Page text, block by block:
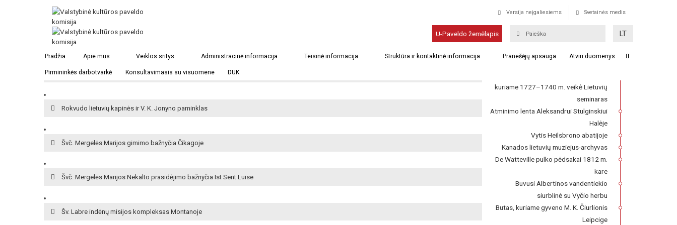
Versija neįgaliesiems Svetainės medis
U-Paveldo žemėlapis LT
Pradžia Apie mus Veiklos sritys Administracinė informacija Teisinė informacija Struktūra ir kontaktinė informacija Pranešėjų apsauga Atviri duomenys
Pirmininkės darbotvarkė Konsultavimasis su visuomene DUK
Amsterdamo (JAV) Šv. Kazimiero kapinės ir Šv. Onos koplyčia
Pranciškonų vienuolyno koplyčia Grine
Rokvudo lietuvių kapinės ir V. K. Jonyno paminklas
Švč. Mergelės Marijos gimimo bažnyčia Čikagoje
Švč. Mergelės Marijos Nekalto prasidėjimo bažnyčia Ist Sent Luise
Šv. Labre indėnų misijos kompleksas Montanoje
Vilniaus Aušros Vartų
koplyčia Vatikane
kuriame 1727–1740 m. veikė Lietuvių
seminaras
Atminimo lenta Aleksandrui Stulginskiui
Halėje
Vytis Heilsbrono abatijoje
Kanados lietuvių muziejus-archyvas
De Watteville pulko pėdsakai 1812 m.
kare
Buvusi Albertinos vandentiekio
siurblinė su Vyčio herbu
Butas, kuriame gyveno M. K. Čiurlionis
Leipcige